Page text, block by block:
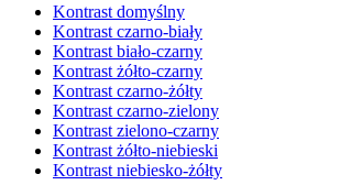
Kontrast domyślny
Kontrast czarno-biały
Kontrast biało-czarny
Kontrast żółto-czarny
Kontrast czarno-żółty
Kontrast czarno-zielony
Kontrast zielono-czarny
Kontrast żółto-niebieski
Kontrast niebiesko-żółty